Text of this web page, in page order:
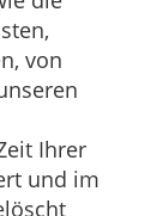
von
Ihrer
und im